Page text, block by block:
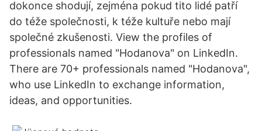
dokonce shodují, zejména pokud tito lidé patří
do téže společnosti, k téže kultuře nebo mají
společné zkušenosti. View the profiles of
professionals named "Hodanova" on LinkedIn.
There are 70+ professionals named "Hodanova",
who use LinkedIn to exchange information,
ideas, and opportunities.